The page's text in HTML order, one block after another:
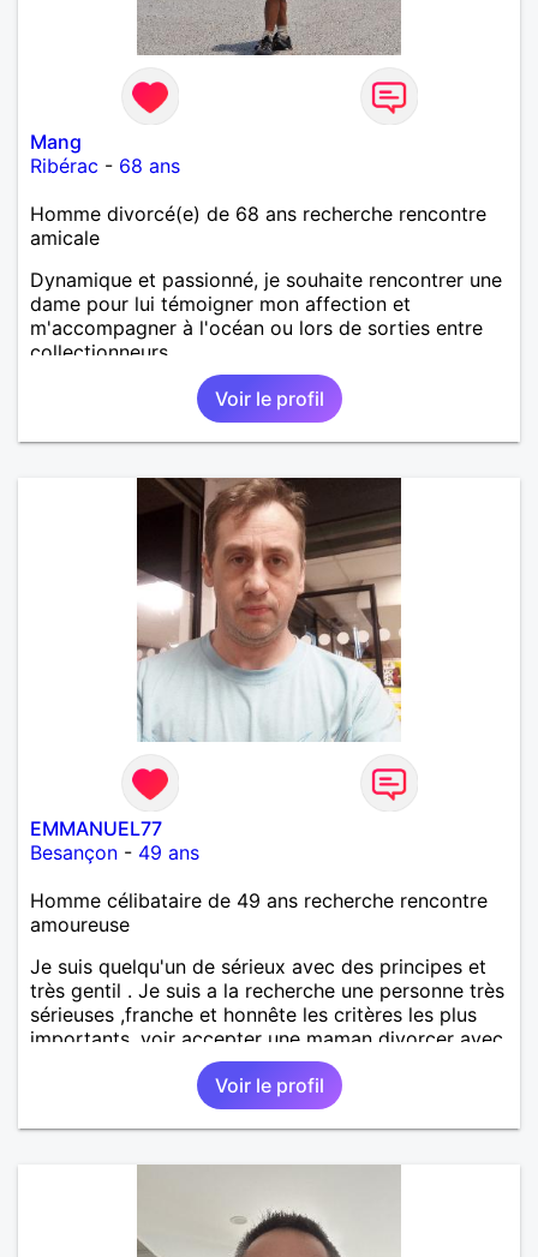
Mang
Ribérac - 68 ans
Homme divorcé(e) de 68 ans recherche rencontre
amicale
Dynamique et passionné, je souhaite rencontrer une
dame pour lui témoigner mon affection et
m'accompagner à l'océan ou lors de sorties entre
collectionneurs.
Voir le profil
EMMANUEL77
Besançon - 49 ans
Homme célibataire de 49 ans recherche rencontre
amoureuse
Je suis quelqu'un de sérieux avec des principes et
très gentil . Je suis a la recherche une personne très
sérieuses ,franche et honnête les critères les plus
importants, voir accepter une maman divorcer avec
son enfant il n y a aucun problème. S' abstenir au
personne non sérieuse merci. Recherche dans un
premier temps dialogue et apprendre à connaître la
personne puis dans un deuxième temps relation plus
agents SIAP1. ET télésurveillance et vidéo
protection dans les casino supermarché. en CDI
Voir le profil